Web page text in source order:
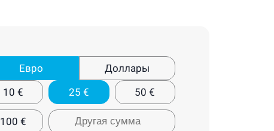
Евро
Доллары
10 € 25 € 50 €
100 €